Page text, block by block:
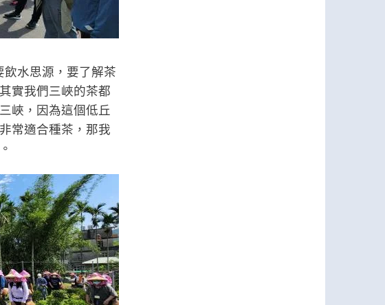
水思源，要了解茶
實我們三峽的茶都
峽，因為這個低丘
常適合種茶，那我